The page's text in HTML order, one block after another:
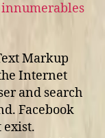
innumerables
Markup
Internet
and search
Facebook
exist.